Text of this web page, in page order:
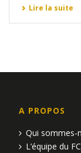
Lire la suite
A PROPOS
Qui sommes-
L’équipe du